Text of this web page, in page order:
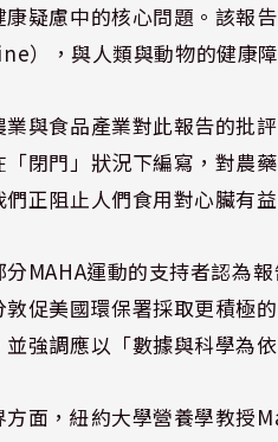
康疑慮中的核心問題。該報
），與人類與動物的健康
業與食品產業對此報告的批
「閉門」狀況下編寫，對農
們正阻止人們食用對心臟有
分MAHA運動的支持者認為
敦促美國環保署採取更積極
強調應以「數據與科學為
方面，紐約大學營養學教授